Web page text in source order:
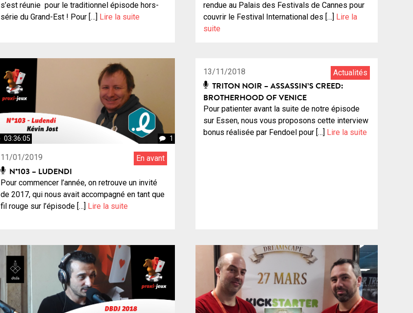
s’est réunie pour le traditionnel épisode hors-
série du Grand-Est ! Pour […] Lire la suite
rendue au Palais des Festivals de Cannes pour
couvrir le Festival International des […] Lire la
suite
03:36:05 1
11/01/2019 En avant
N°103 – LUDENDI
Pour commencer l’année, on retrouve un invité
de 2017, qui nous avait accompagné en tant que
fil rouge sur l’épisode […] Lire la suite
13/11/2018 Actualités
TRITON NOIR – ASSASSIN’S CREED:
BROTHERHOOD OF VENICE
Pour patienter avant la suite de notre épisode
sur Essen, nous vous proposons cette interview
bonus réalisée par Fendoel pour […] Lire la suite